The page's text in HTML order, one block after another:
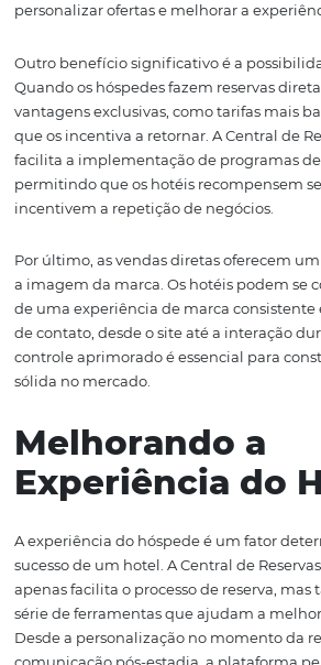
as Vendas
Aumentar as vendas diretas é um
qualquer hotel, e a Central de
um papel fundamental nesse
eles reduzem a dependência de
diminuem as comissões pagas a
em uma margem de lucro maior.
Além disso, as vendas diretas
capturar dados diretamente, os
melhor o perfil dos clientes, suas
comportamentos, utilizando essas
personalizar ofertas e melhorar a
Outro benefício significativo é a
Quando os hóspedes fazem
vantagens exclusivas, como tarifas